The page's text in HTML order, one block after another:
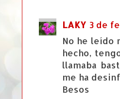
LAKY 3 de
No he leído
hecho,
llamaba
me ha
Besos